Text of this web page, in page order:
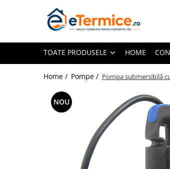
Toate Produsele
Climatizare
Ventiloconvector
Aparate aer conditionat multi-split
Aparate aer conditionat
TOATE PRODUSELE HOME
Home / Pompe / Pompa submersibilă
NOU